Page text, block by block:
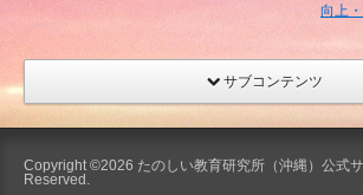
向上
サブコンテンツ
Copyright ©2026 たのしい教育研究所（沖縄）公式
Reserved.